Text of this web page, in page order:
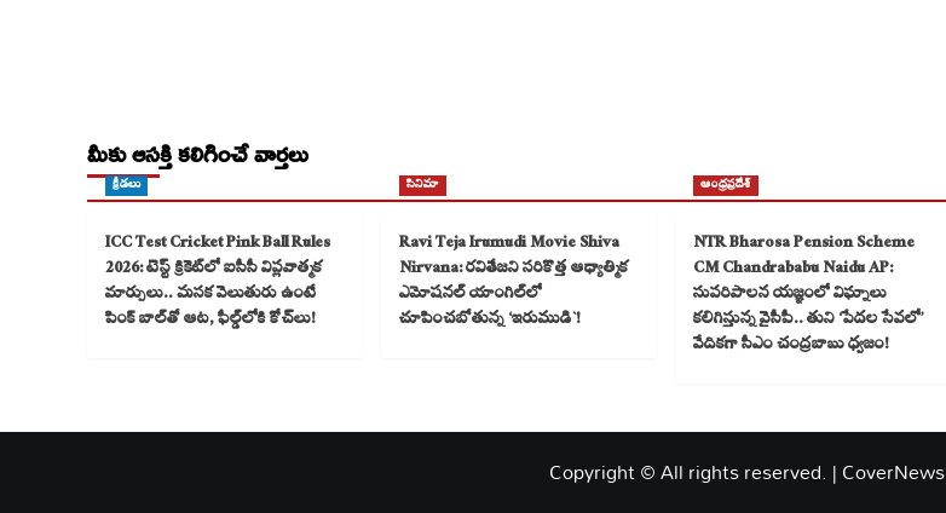
మీకు ఆసక్తి కలిగించే వార్తలు
క్రీడలు
ICC Test Cricket Pink Ball Rules
2026: టెస్ట్ క్రికెట్‌లో ఐసీసీ విప్లవాత్మక
మార్పులు.. మసక వెలుతురు ఉంటే
పింక్ బాల్‌తో ఆట, ఫీల్డ్‌లోకి కోచ్‌లు!
సినిమా
Ravi Teja Irumudi Movie Shiva
Nirvana: రవితేజని సరికొత్త ఆధ్యాత్మిక
ఎమోషనల్ యాంగిల్‌లో
చూపించబోతున్న ‘ఇరుముడి`!
ఆంధ్రప్రదేశ్
NTR Bharosa Pension Scheme
CM Chandrababu Naidu AP:
సుపరిపాలన యజ్ఞంలో విఘ్నాలు
కలిగిస్తున్న వైసీపీ.. తుని ‘పేదల సేవలో’
వేదికగా సీఎం చంద్రబాబు ధ్వజం!
Copyright © All rights reserved. |CoverNews